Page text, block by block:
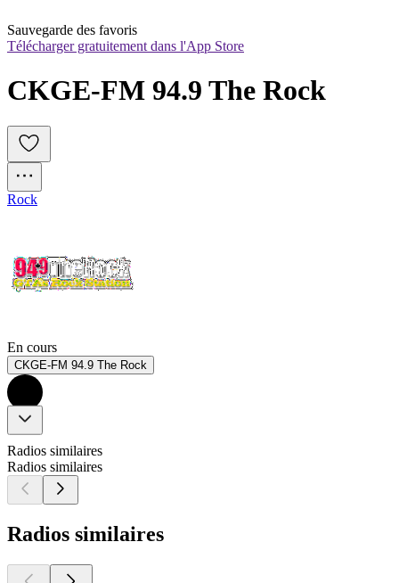
Sauvegarde des favoris
Télécharger gratuitement dans l'App Store
CKGE-FM 94.9 The Rock
Rock
En cours
CKGE-FM 94.9 The Rock
Radios similaires
Radios similaires
Radios similaires